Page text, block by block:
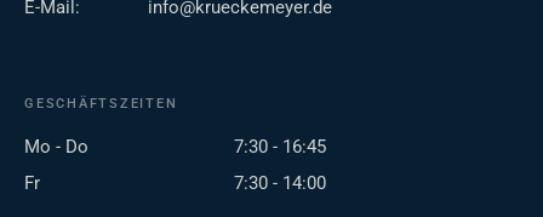
E-Mail:
info@krueckemeyer.de
GESCHÄFTSZEITEN
Mo - Do
7:30 - 16:45
Fr
7:30 - 14:00